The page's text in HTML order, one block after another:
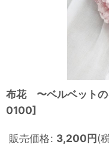
布花 〜ベルベット
0100]
販売価格: 3,200円(